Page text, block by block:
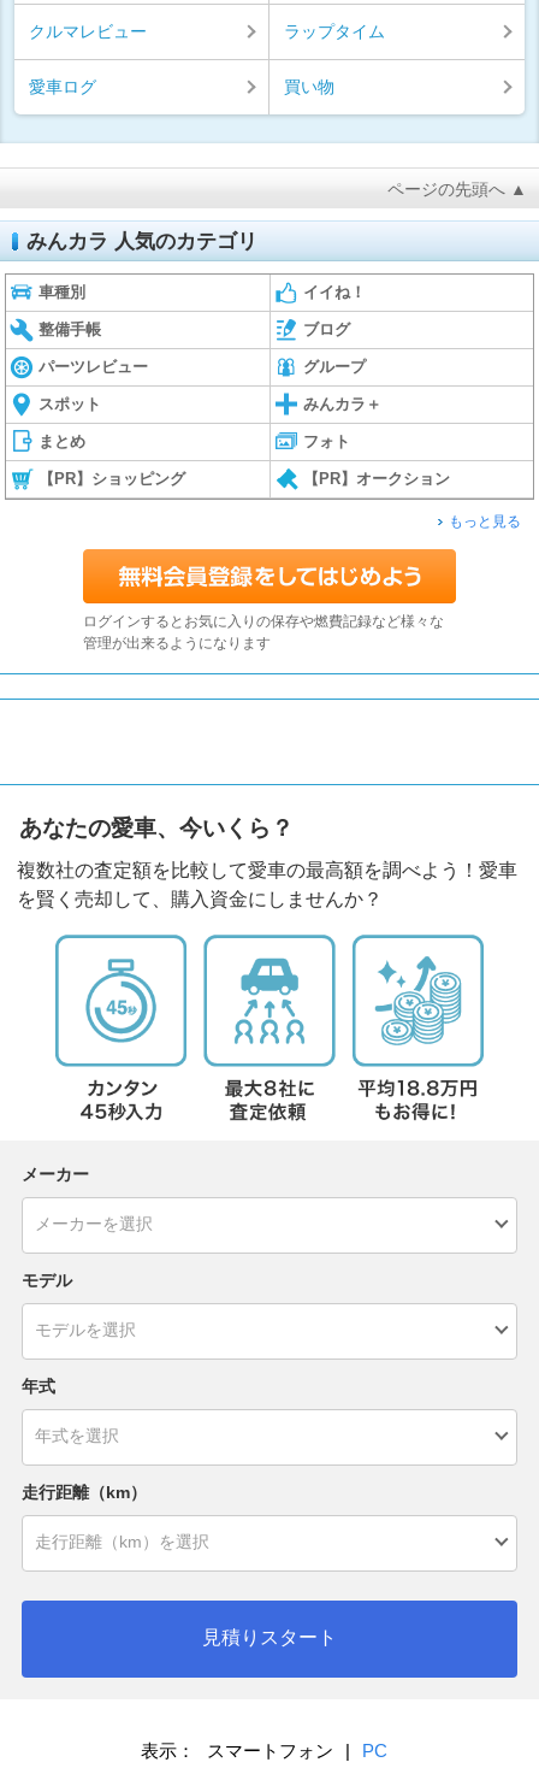
クルマレビュー ラップタイム
愛車ログ 買い物
ページの先頭へ ▲
みんカラ 人気のカテゴリ
車種別 イイね！
整備手帳 ブログ
パーツレビュー グループ
スポット みんカラ＋
まとめ フォト
【PR】ショッピング 【PR】オークション
もっと見る
ログインするとお気に入りの保存や燃費記録など様々な
管理が出来るようになります
あなたの愛車、今いくら？
複数社の査定額を比較して愛車の最高額を調べよう！愛車
を賢く売却して、購入資金にしませんか？
メーカー
モデル
年式
走行距離（km）
見積りスタート
表示： スマートフォン | PC